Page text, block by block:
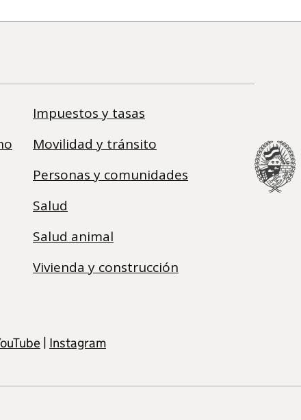
Impuestos y tasas
Movilidad y tránsito
Personas y comunidades
Salud
Salud animal
Vivienda y construcción
Instagram